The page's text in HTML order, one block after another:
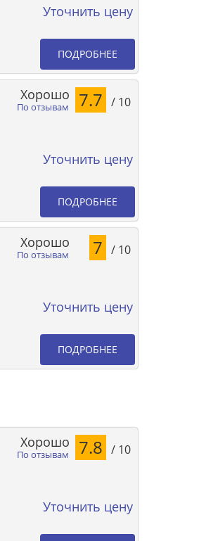
Уточнить цену
ПОДРОБНЕЕ
По отзывам
Хорошо 7.7 / 10
Уточнить цену
ПОДРОБНЕЕ
По отзывам
Хорошо 7 / 10
Уточнить цену
ПОДРОБНЕЕ
По отзывам
Хорошо 7.8 / 10
Уточнить цену